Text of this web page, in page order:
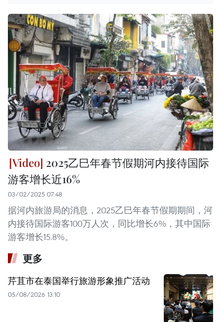
2025乙巳年春节假期河内接待国际
游客增长近16%
03/02/2025 07:48
据河内旅游局的消息，2025乙巳年春节假期期间，河
内接待国际游客100万人次，同比增长6%，其中国际
游客增长15.8%。
更多
芹苴市在泰国举行旅游形象推广活动
05/08/2026 13:10